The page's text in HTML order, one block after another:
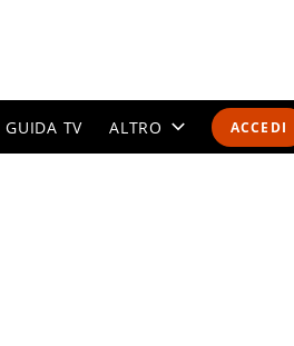
ACCEDI
GUIDA TV ALTRO